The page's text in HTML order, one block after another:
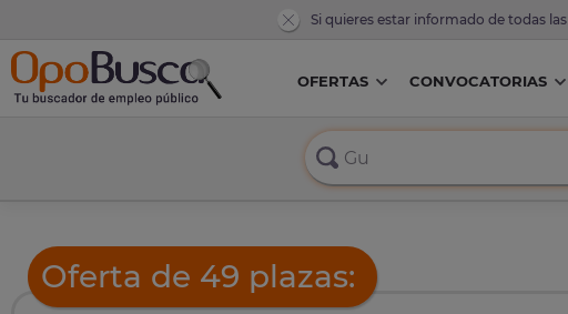
Si quieres estar informado de todas
OFERTAS CONVOCATORIAS
Oferta de 49 plazas: